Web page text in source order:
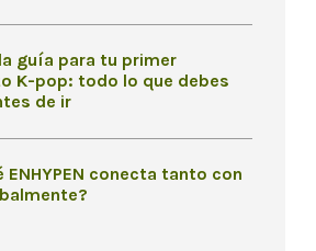
guía para tu primer
K-pop: todo lo que debes
de ir
ENHYPEN conecta tanto con